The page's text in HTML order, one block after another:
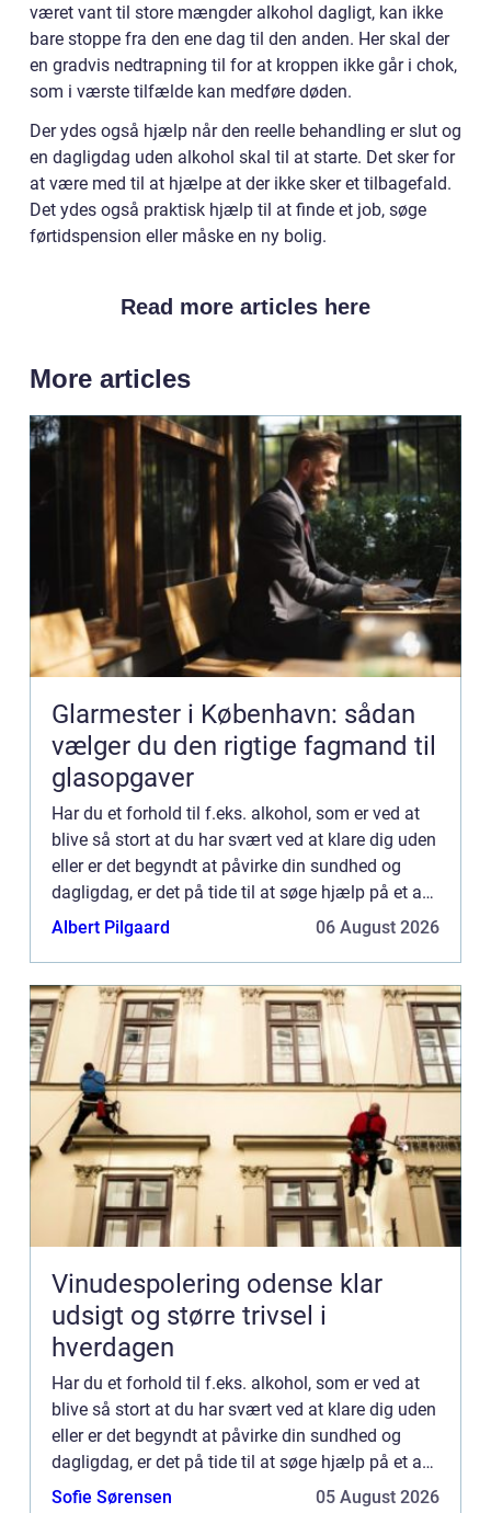
været vant til store mængder alkohol dagligt, kan ikke
bare stoppe fra den ene dag til den anden. Her skal der
en gradvis nedtrapning til for at kroppen ikke går i chok,
som i værste tilfælde kan medføre døden.
Der ydes også hjælp når den reelle behandling er slut og
en dagligdag uden alkohol skal til at starte. Det sker for
at være med til at hjælpe at der ikke sker et tilbagefald.
Det ydes også praktisk hjælp til at finde et job, søge
førtidspension eller måske en ny bolig.
Read more articles here
More articles
Glarmester i København: sådan
vælger du den rigtige fagmand til
glasopgaver
Har du et forhold til f.eks. alkohol, som er ved at
blive så stort at du har svært ved at klare dig uden
eller er det begyndt at påvirke din sundhed og
dagligdag, er det på tide til at søge hjælp på et af
la...
Albert Pilgaard 06 August 2026
Vinudespolering odense klar
udsigt og større trivsel i
hverdagen
Har du et forhold til f.eks. alkohol, som er ved at
blive så stort at du har svært ved at klare dig uden
eller er det begyndt at påvirke din sundhed og
dagligdag, er det på tide til at søge hjælp på et af
la...
Sofie Sørensen 05 August 2026